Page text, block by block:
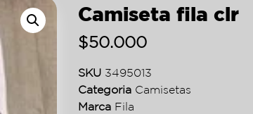
Camiseta fila clr
$50.000
SKU 3495013
Categoria Camisetas
Marca Fila